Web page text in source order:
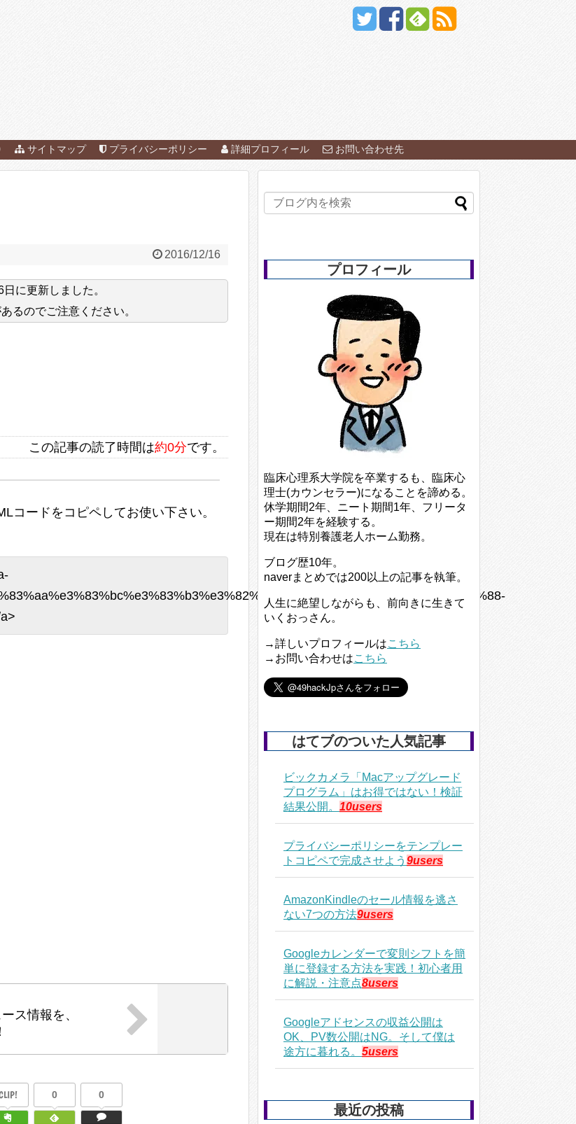
サイトマップ プライバシーポリシー 詳細プロフィール お問い合わせ先
2016/12/16
に更新しました。
るのでご注意ください。
この記事の読了時間は約0分です。
コードをコピペしてお使い下さい。
ス情報を、
0 0
プロフィール
臨床心理系大学院を卒業するも、臨床心
理士(カウンセラー)になることを諦める。
休学期間2年、ニート期間1年、フリータ
ー期間2年を経験する。
現在は特別養護老人ホーム勤務。
ブログ歴10年。
naverまとめでは200以上の記事を執筆。
人生に絶望しながらも、前向きに生きて
いくおっさん。
→詳しいプロフィールはこちら
→お問い合わせはこちら
はてブのついた人気記事
ビックカメラ「Macアップグレード
プログラム」はお得ではない！検証
結果公開。 10users
プライバシーポリシーをテンプレー
トコピペで完成させよう 9users
AmazonKindleのセール情報を逃さ
ない7つの方法9users
Googleカレンダーで変則シフトを簡
単に登録する方法を実践！初心者用
に解説・注意点8users
Googleアドセンスの収益公開は
OK、PV数公開はNG。そして僕は
途方に暮れる。 5users
最近の投稿